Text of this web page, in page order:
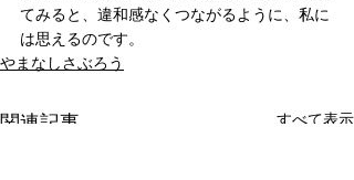
てみると、違和感なくつながるように、私に
は思えるのです。
やまなしさぶろう
関連記事 すべて表示